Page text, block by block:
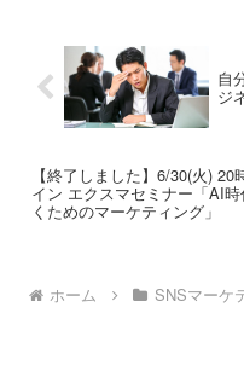
大
か
を
さ
な
て
り
で
自
ジ
【終了しました】6/30(火)
イン エクスマセミナー「AI
くためのマーケティング」
ホーム SNSマーケ